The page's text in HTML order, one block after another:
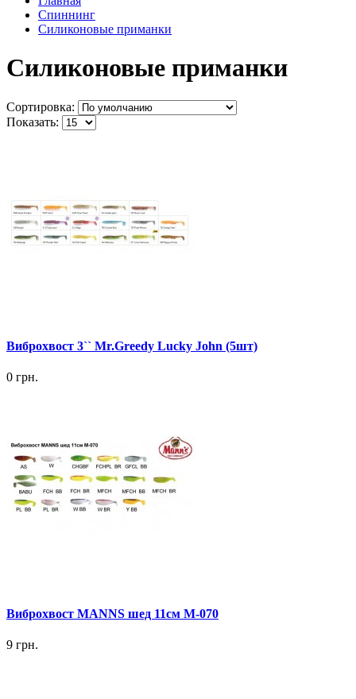
Спиннинг
Силиконовые приманки
Силиконовые приманки
Сортировка:
Показать:
Виброхвост 3`` Mr.Greedy Lucky John (5шт)
0 грн.
Виброхвост MANNS шед 11см М-070
9 грн.